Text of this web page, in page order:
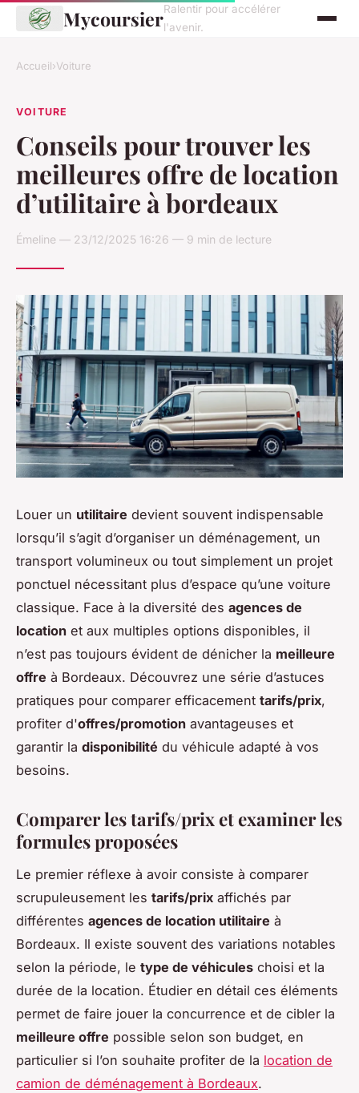
MycoursierRalentir pour accélérer
l'avenir.
Accueil›Voiture
VOITURE
Conseils pour trouver les
meilleures offre de location
d’utilitaire à bordeaux
Émeline — 23/12/2025 16:26 — 9 min de lecture
Louer un utilitaire devient souvent indispensable
lorsqu’il s’agit d’organiser un déménagement, un
transport volumineux ou tout simplement un projet
ponctuel nécessitant plus d’espace qu’une voiture
classique. Face à la diversité des agences de
location et aux multiples options disponibles, il
n’est pas toujours évident de dénicher la meilleure
offre à Bordeaux. Découvrez une série d’astuces
pratiques pour comparer efficacement tarifs/prix,
profiter d'offres/promotion avantageuses et
garantir la disponibilité du véhicule adapté à vos
besoins.
Comparer les tarifs/prix et examiner les
formules proposées
Le premier réflexe à avoir consiste à comparer
scrupuleusement les tarifs/prix affichés par
différentes agences de location utilitaire à
Bordeaux. Il existe souvent des variations notables
selon la période, le type de véhicules choisi et la
durée de la location. Étudier en détail ces éléments
permet de faire jouer la concurrence et de cibler la
meilleure offre possible selon son budget, en
particulier si l’on souhaite profiter de la location de
camion de déménagement à Bordeaux.